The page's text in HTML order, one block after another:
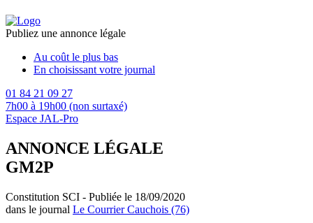
Publiez une annonce légale
Au coût le plus bas
En choisissant votre journal
01 84 21 09 27
7h00 à 19h00 (non surtaxé)
Espace JAL-Pro
ANNONCE LÉGALE
GM2P
Constitution SCI - Publiée le 18/09/2020
dans le journal Le Courrier Cauchois (76)